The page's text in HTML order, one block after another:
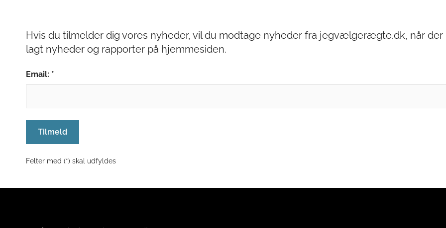
Hvis du tilmelder dig vores nyheder, vil du modtage nyheder fra jegvælgerægte.dk, når der
lagt nyheder og rapporter på hjemmesiden.
Email: *
Tilmeld
Felter med (*) skal udfyldes